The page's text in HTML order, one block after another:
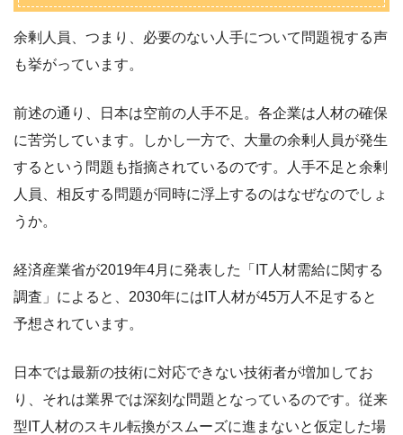
余剰人員、つまり、必要のない人手について問題視する声
も挙がっています。
前述の通り、日本は空前の人手不足。各企業は人材の確保
に苦労しています。しかし一方で、大量の余剰人員が発生
するという問題も指摘されているのです。人手不足と余剰
人員、相反する問題が同時に浮上するのはなぜなのでしょ
うか。
経済産業省が2019年4月に発表した「IT人材需給に関する
調査」によると、2030年にはIT人材が45万人不足すると
予想されています。
日本では最新の技術に対応できない技術者が増加してお
り、それは業界では深刻な問題となっているのです。従来
型IT人材のスキル転換がスムーズに進まないと仮定した場